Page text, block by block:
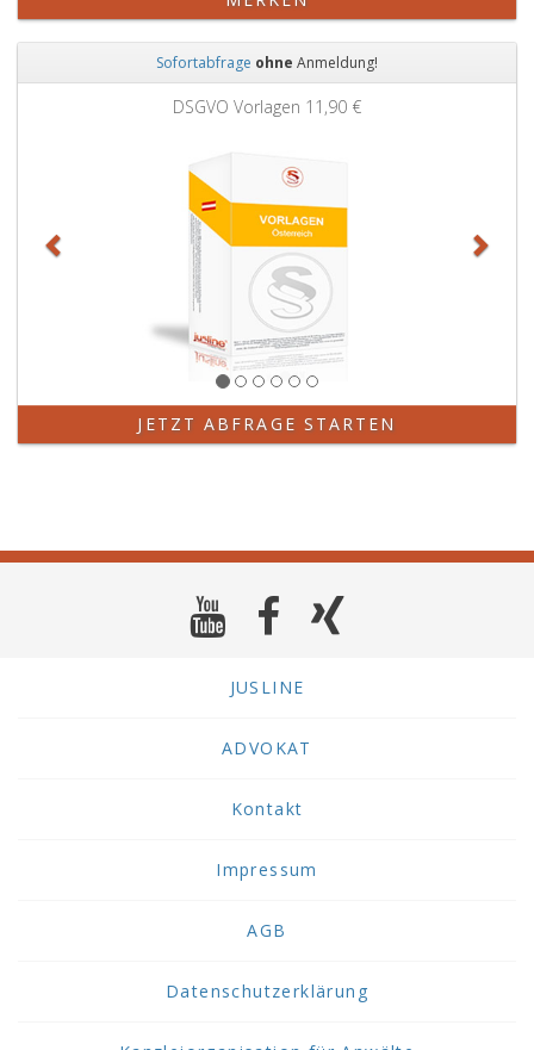
Sofortabfrage ohne Anmeldung!
DSGVO Vorlagen 11,90 €
JETZT ABFRAGE STARTEN
JUSLINE
ADVOKAT
Kontakt
Impressum
AGB
Datenschutzerklärung